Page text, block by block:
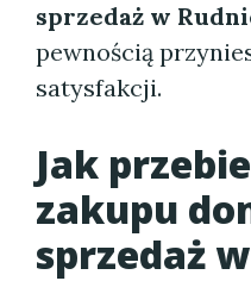
sprzedaż w
pewnością
satysfakcji.
Jak
zakupu
sprzedaż